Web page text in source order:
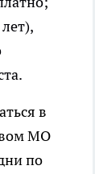
в
МО
по